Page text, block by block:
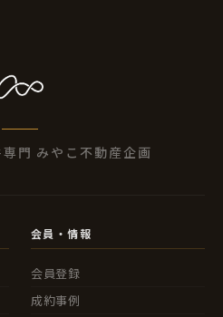
門 みやこ不動産企画
会員・情報
会員登録
成約事例